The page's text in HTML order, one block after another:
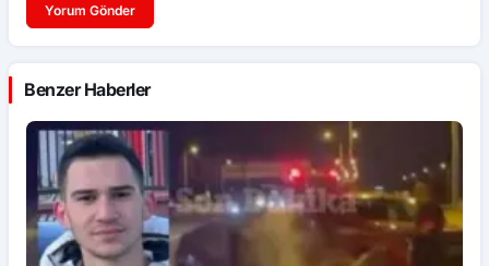
Yorum Gönder
Benzer Haberler